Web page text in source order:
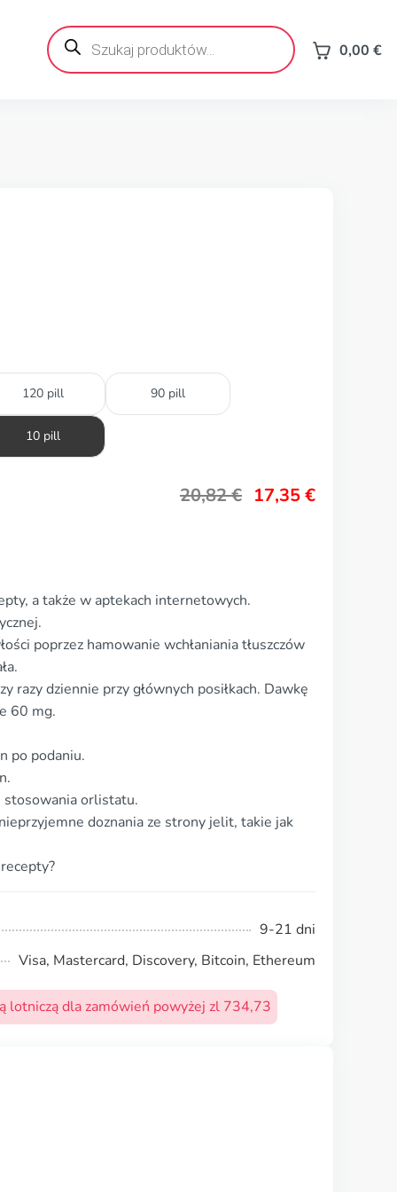
Wyszukiwarka
produktów 0,00 €
120 pill 90 pill
10 pill
20,82€ 17,35€
a także w aptekach internetowych.
poprzez hamowanie wchłaniania tłuszczów
razy dziennie przy głównych posiłkach. Dawkę
60 mg.
po podaniu.
stosowania orlistatu.
doznania ze strony jelit, takie jak
9-21 dni
Visa, Mastercard, Discovery, Bitcoin, Ethereum
lotniczą dla zamówień powyżej zl 734,73